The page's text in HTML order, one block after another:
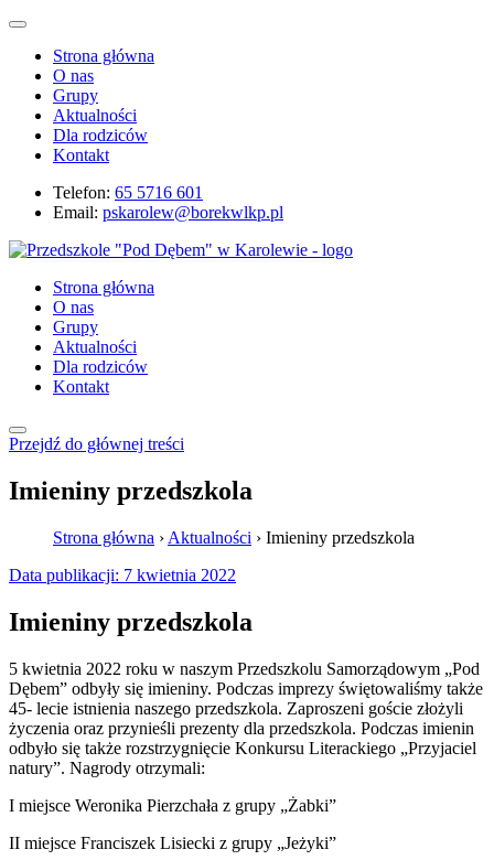
Strona główna
O nas
Grupy
Aktualności
Dla rodziców
Kontakt
Telefon: 65 5716 601
Email: pskarolew@borekwlkp.pl
Strona główna
O nas
Grupy
Aktualności
Dla rodziców
Kontakt
Przejdź do głównej treści
Imieniny przedszkola
Strona główna › Aktualności › Imieniny przedszkola
Data publikacji: 7 kwietnia 2022
Imieniny przedszkola
5 kwietnia 2022 roku w naszym Przedszkolu Samorządowym „Pod
Dębem” odbyły się imieniny. Podczas imprezy świętowaliśmy także
45- lecie istnienia naszego przedszkola. Zaproszeni goście złożyli
życzenia oraz przynieśli prezenty dla przedszkola. Podczas imienin
odbyło się także rozstrzygnięcie Konkursu Literackiego „Przyjaciel
natury”. Nagrody otrzymali:
I miejsce Weronika Pierzchała z grupy „Żabki”
II miejsce Franciszek Lisiecki z grupy „Jeżyki”